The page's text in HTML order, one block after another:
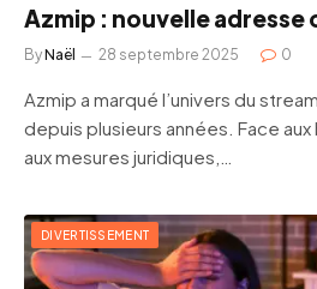
Azmip : nouvelle
ByNaël 28 septembre 2025 0
Azmip a marqué l’univers du
depuis plusieurs années. Face
aux mesures juridiques,…
DIVERTISSEMENT